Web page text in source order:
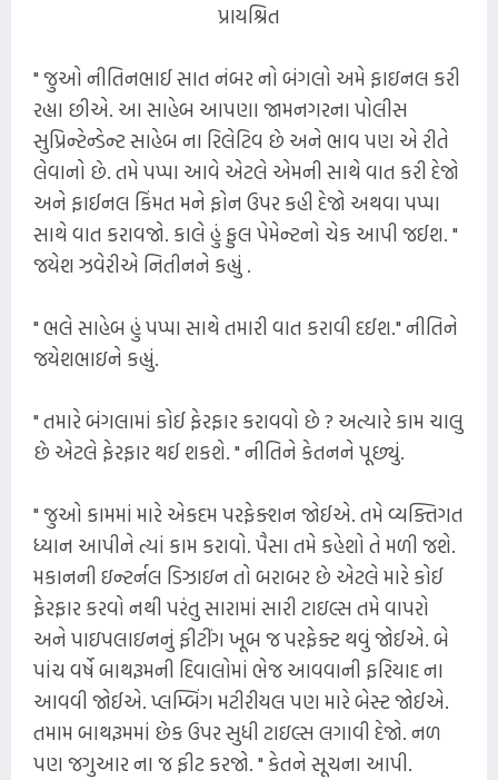
પ્રાયશ્રિત
" જુઓ નીતિનભાઈ સાત નંબર નો બંગલો અમે ફાઇનલ કરી
રહ્યા છીએ. આ સાહેબ આપણા જામનગરના પોલીસ
સુપ્રિન્ટેન્ડેન્ટ સાહેબ ના રિલેટિવ છે અને ભાવ પણ એ રીતે
લેવાનો છે. તમે પપ્પા આવે એટલે એમની સાથે વાત કરી દેજો
અને ફાઈનલ કિંમત મને ફોન ઉપર કહી દેજો અથવા પપ્પા
સાથે વાત કરાવજો. કાલે હું ફુલ પેમેન્ટનો ચેક આપી જઈશ. "
જયેશ ઝવેરીએ નિતીનને કહ્યું .
" ભલે સાહેબ હું પપ્પા સાથે તમારી વાત કરાવી દઈશ." નીતિને
જયેશભાઇને કહ્યું.
" તમારે બંગલામાં કોઈ ફેરફાર કરાવવો છે ? અત્યારે કામ ચાલુ
છે એટલે ફેરફાર થઈ શકશે. " નીતિને કેતનને પૂછ્યું.
" જુઓ કામમાં મારે એકદમ પરફેક્શન જોઈએ. તમે વ્યક્તિગત
ધ્યાન આપીને ત્યાં કામ કરાવો. પૈસા તમે કહેશો તે મળી જશે.
મકાનની ઇન્ટર્નલ ડિઝાઇન તો બરાબર છે એટલે મારે કોઈ
ફેરફાર કરવો નથી પરંતુ સારામાં સારી ટાઇલ્સ તમે વાપરો
અને પાઇપલાઇનનું ફીટીંગ ખૂબ જ પરફેક્ટ થવું જોઈએ. બે
પાંચ વર્ષે બાથરૂમની દિવાલોમાં ભેજ આવવાની ફરિયાદ ના
આવવી જોઈએ. પ્લમ્બિંગ મટીરીયલ પણ મારે બેસ્ટ જોઈએ.
તમામ બાથરૂમમાં છેક ઉપર સુધી ટાઇલ્સ લગાવી દેજો. નળ
પણ જગુઆર ના જ ફીટ કરજો. " કેતને સૂચના આપી.